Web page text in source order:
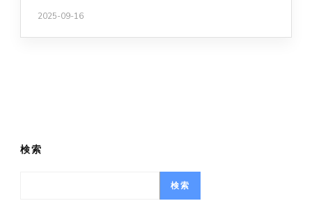
2025-09-16
検索
検索